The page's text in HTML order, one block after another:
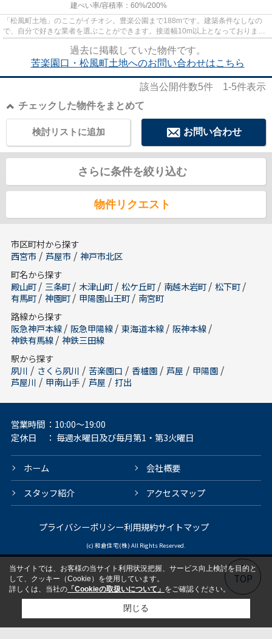
建ぺい率/容積率： 60%/200%
「松風町土地」のここがイチオシ。豊楽公園まで188mです。建築条件なしなの
で、自分で好きな業者を選ぶことができます。接道幅10m以上となっておりま
す。初めての不動産探しは不安や疑...
過去に掲載していた物件です。
苦楽園口・松風町土地へのお問い合わせはこちら
該当公開件数5件 1-5件表示
チェックした物件をまとめて
お問い合わせ
検討リストに追加
さらに条件を絞り込む
物件リクエスト
TOP
市区町村から探す
西宮市 / 芦屋市 / 神戸市北区
町名から探す
殿山町/ 三条町/ 木津山町/ 松ケ丘町/ 南越木岩町/ 松下町/
有馬町/ 神園町/ 甲陽園山王町/ 南宮町
路線から探す
阪急神戸本線/ 阪急甲陽線/ 東海道本線/ 阪神本線/
神鉄有馬線/ 神鉄三田線
駅から探す
夙川 / さくら夙川 / 苦楽園口 / 香櫨園 / 芦屋 / 甲陽園 /
芦屋川 / 甲南山手 / 芦屋 / 打出
営業時間 ：10:00～19:00
定休日
： 毎週水曜日及び毎月第1・第3火曜日
ホーム
会社概要
スタッフ紹介
アクセスマップ
プライバシーポリシー利用規約サイトマップ
(c) 和倉住宅(株) All Rights Reserved.
当サイトでは、お客様の当サイト利用状況把握、サービス向上検討を目的と
して、クッキー（Cookie）を使用しています。
詳しくは、当社の 「Cookieの取扱いについて」 をご確認ください。
閉じる